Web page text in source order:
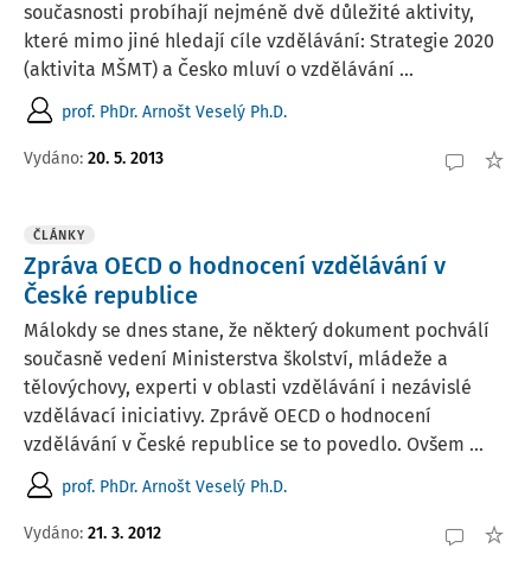
současnosti probíhají nejméně dvě důležité aktivity,
které mimo jiné hledají cíle vzdělávání: Strategie 2020
(aktivita MŠMT) a Česko mluví o vzdělávání ...
prof. PhDr. Arnošt Veselý Ph.D.
Vydáno: 20. 5. 2013
ČLÁNKY
Zpráva OECD o hodnocení vzdělávání v
České republice
Málokdy se dnes stane, že některý dokument pochválí
současně vedení Ministerstva školství, mládeže a
tělovýchovy, experti v oblasti vzdělávání i nezávislé
vzdělávací iniciativy. Zprávě OECD o hodnocení
vzdělávání v České republice se to povedlo. Ovšem ...
prof. PhDr. Arnošt Veselý Ph.D.
Vydáno: 21. 3. 2012